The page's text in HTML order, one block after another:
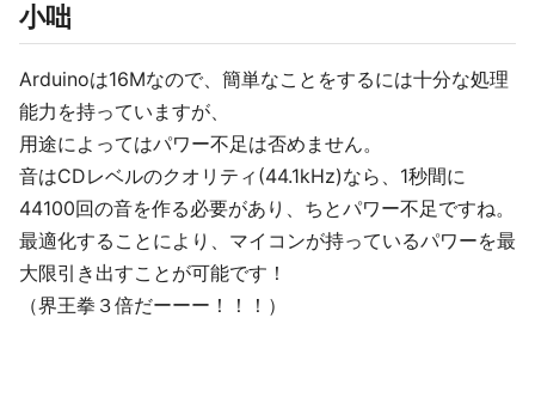
小咄
Arduinoは16Mなので、簡単なことをするには十分な処理
能力を持っていますが、
用途によってはパワー不足は否めません。
音はCDレベルのクオリティ(44.1kHz)なら、1秒間に
44100回の音を作る必要があり、ちとパワー不足ですね。
最適化することにより、マイコンが持っているパワーを最
大限引き出すことが可能です！
（界王拳３倍だーーー！！！）